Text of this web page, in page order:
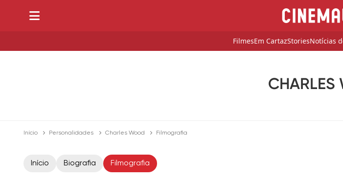
FilmesEm CartazStoriesNotícias
CHARLES
Início Personalidades Charles Wood Filmografia
Início Biografia Filmografia